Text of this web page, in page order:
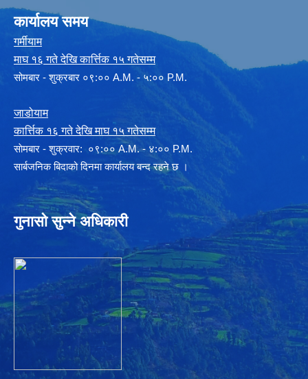
कार्यालय समय
गर्मीयाम
माघ १६ गते देखि कार्त्तिक १५ गतेसम्म
सोमबार - शुक्रबार ०९:०० A.M. - ५:०० P.M.
जाडोयाम
कार्त्तिक १६ गते देखि माघ १५ गतेसम्म
साेमबार - शुक्रवार: ०९:०० A.M. - ४:०० P.M.
सार्बजनिक बिदाको दिनमा कार्यालय बन्द रहने छ ।
गुनासो सुन्ने अधिकारी